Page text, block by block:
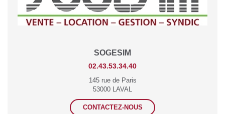
SOGESIM
02.43.53.34.40
145 rue de Paris
53000 LAVAL
CONTACTEZ-NOUS